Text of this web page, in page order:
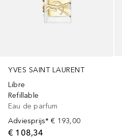
YVES SAINT LAURENT
Libre
Refillable
Eau de parfum
Adviesprijs* € 193,00
€ 108,34